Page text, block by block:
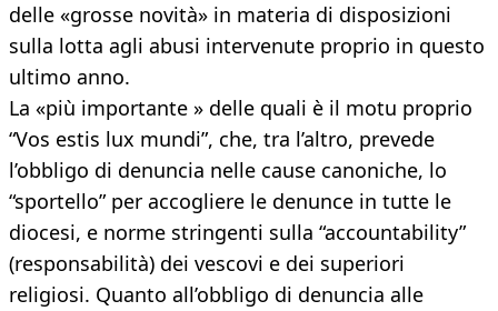
delle «grosse novità» in materia di disposizioni
sulla lotta agli abusi intervenute proprio in questo
ultimo anno.
La «più importante » delle quali è il motu proprio
“Vos estis lux mundi”, che, tra l’altro, prevede
l’obbligo di denuncia nelle cause canoniche, lo
“sportello” per accogliere le denunce in tutte le
diocesi, e norme stringenti sulla “accountability”
(responsabilità) dei vescovi e dei superiori
religiosi. Quanto all’obbligo di denuncia alle